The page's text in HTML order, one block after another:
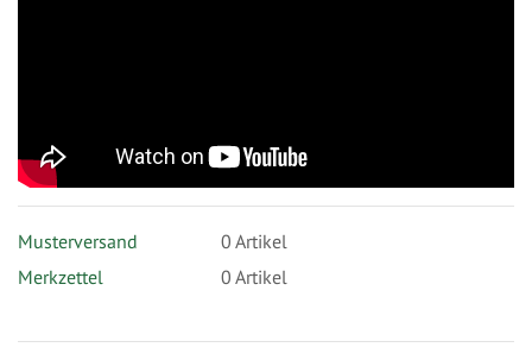
Musterversand 0 Artikel
Merkzettel
0 Artikel